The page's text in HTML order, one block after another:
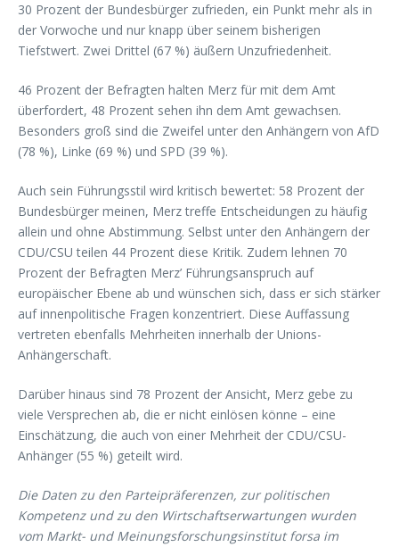
30 Prozent der Bundesbürger zufrieden, ein Punkt mehr als in
der Vorwoche und nur knapp über seinem bisherigen
Tiefstwert. Zwei Drittel (67 %) äußern Unzufriedenheit.
46 Prozent der Befragten halten Merz für mit dem Amt
überfordert, 48 Prozent sehen ihn dem Amt gewachsen.
Besonders groß sind die Zweifel unter den Anhängern von AfD
(78 %), Linke (69 %) und SPD (39 %).
Auch sein Führungsstil wird kritisch bewertet: 58 Prozent der
Bundesbürger meinen, Merz treffe Entscheidungen zu häufig
allein und ohne Abstimmung. Selbst unter den Anhängern der
CDU/CSU teilen 44 Prozent diese Kritik. Zudem lehnen 70
Prozent der Befragten Merz’ Führungsanspruch auf
europäischer Ebene ab und wünschen sich, dass er sich stärker
auf innenpolitische Fragen konzentriert. Diese Auffassung
vertreten ebenfalls Mehrheiten innerhalb der Unions-
Anhängerschaft.
Darüber hinaus sind 78 Prozent der Ansicht, Merz gebe zu
viele Versprechen ab, die er nicht einlösen könne – eine
Einschätzung, die auch von einer Mehrheit der CDU/CSU-
Anhänger (55 %) geteilt wird.
Die Daten zu den Parteipräferenzen, zur politischen
Kompetenz und zu den Wirtschaftserwartungen wurden
vom Markt- und Meinungsforschungsinstitut forsa im